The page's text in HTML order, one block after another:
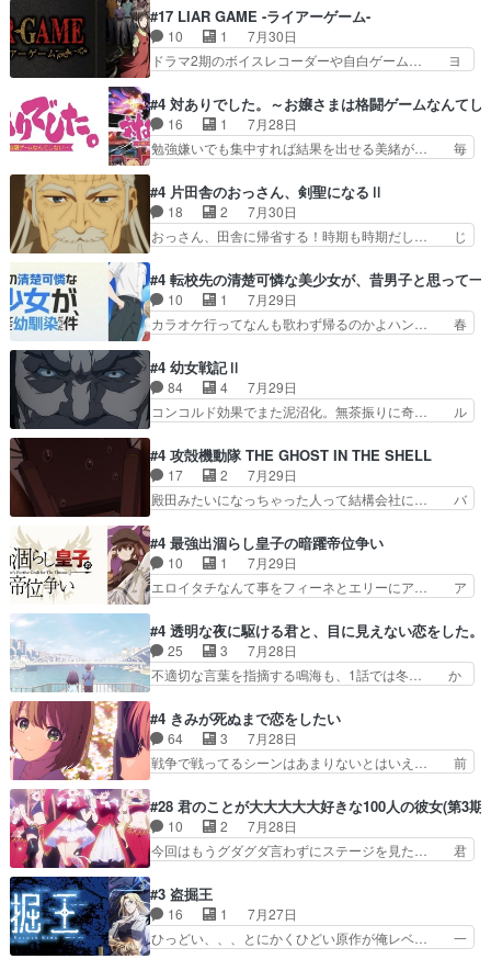
れww唐突な作画力の正… なんか今日はかなり一
瞬で終わっちまったっ… 先週と比べてまだまとも
に見えた。4話は過…
惨な過去がきっちり現代に継承されている… ダラ
さんと姉弟の母との出会いの話やはりダ… ダラさ
んの過去話も佳境…げに恐ろしいは人… 第５話感
想：２人の過剰な貢ぎ物?の礼とし… 第５話感
系列が4話と入れ替わってるのね… こんなデカイ
のどうやって運ぶんだよ！？姉… ダラさん、人型
形態にもなれるんか!?w髪…
#17 LIAR GAME -ライアーゲーム-
10 1
7月30日
ドラマ2期のボイスレコーダーや自白ゲーム… ヨ
国の奴らも馬鹿が多いが、夜の国も同じ… ご視聴
ありがとうございました来週もよろし… 握った◯
治郎（中の人的に）仲間であるプレ… ヨコヤの頭
の回転の速さと人間の心理を利用… 夜の国のヨコ
で夜の国の独裁支配を強化、… やはりヨコヤいい
ですね。昼の国が勝てる流… 役で出演いたしまし
た。次回も緊張が止まり…
#4 対ありでした。～お嬢さまは格闘ゲームなんてし
16 1
7月28日
勉強嫌いでも集中すれば結果を出せる美緒が… 毎
なゲームも相手が強すぎるとやる気無く… テー
マ：テスト勉強と大会感想は、美緒がテ… すげー
ーーーーーーーー良い……。女性声優… 深夜の格
ゲー対戦よりテストの方がよっぽど… 真剣に授業
ストに向けて勉強会！美緒ちゃ… 受験勉強と戦闘
の2択なら戦闘を選ぶ娘w美… 勉強嫌いでバトル
を選ぶって、ひぐらしの沙…
#4 片田舎のおっさん、剣聖になるⅡ
18 2
7月30日
おっさん、田舎に帰省する！時期も時期だし… じ
れない爺さんには夢が詰まってると思う… クル
ニ、ヘンブリッツ、ミュイと一緒におっ… 帰省、
お供ヒロインはクルニ。順番的には確… 父親から
手紙が来た。サーベルボアの退治の… ここでヘン
家に帰ることに・ベリルはミュ… おっさんの親と
なるとお爺ちゃんだよね孫扱… ・ベリル、実家に
帰ることに・ベリルはミュ…
#4 転校先の清楚可憐な美少女が、昔男子と思って一
10 1
7月29日
カラオケ行ってなんも歌わず帰るのかよハン… 春
やらあの女優さんが春希のお母さんのよ… 春希ち
ゃん姫ちゃんに野菜の子も凄え可愛い… 隼人くん
のスマホを買いに行ってたけど完全… 第４話を
U-NEXTで視聴しました。視聴… スマホを買うた
見始めてたけどなんだかん… いきなりシリアス展
開ぶち込んでくるじゃん… 春希の家庭事情は複
雑。食事とか隼人が親身…
#4 幼女戦記Ⅱ
84 4
7月29日
コンコルド効果でまた泥沼化。無茶振りに奇… ル
グを更新しました!!宜しければ、是非… 計画通り
にはいかないね笑やり遂げた(ほぼ… 今回もター
ニャに不都合なことがあったりし… 白髪の男性が
語った家族を失った喪無感が、… 連邦に対して有
油を注ぐターニャの勝利軍… 犠牲を払っても良い
ならお前たちが前線へ行… 戦闘がアッサリし過ぎ
じゃない？戦争がメイ…
#4 攻殻機動隊 THE GHOST IN THE SHELL
17 2
7月29日
殿田みたいになっちゃった人って結構会社に… バ
見た目もうただのロボでしかないんだよ… 俺らの
汗拭きそりゃいやだろwwバトー＆ト… イノセン
スの元となった回だけど、ガイノイ… アダム・リ
ンクやジェイムスン(教授)型サ… アンドロイドも
センスの土台になったエピ… コミカルなのにも慣
れてきました。１話でし… ロボットの反乱は今と
なっては良くある話し…
#4 最強出涸らし皇子の暗躍帝位争い
10 1
7月29日
エロイタチなんて事をフィーネとエリーにア… ア
スターを呼ぶ笛？黒幕は狩猟祭とは関係… 平凡な
少女に見える眼鏡w眼鏡属性は持ち合… 神アニ
メ、ケテーイ！「騎士狩猟祭、前夜の… フィーネ
がアルノルトに活躍してもらいたが… 第４話を
とフィーネの２度目のデート出… マジできな臭い
ぞ帝位争い。姉からの刺客を… ふぃーねと町の様
子を見に行ったら町中で窃…
#4 透明な夜に駆ける君と、目に見えない恋をした。
25 3
7月28日
不適切な言葉を指摘する鳴海も、1話では冬… か
接していいのかわからず戸惑うかけるも… 盲目だ
と相手の表情も分からないからどう思… 今期のバ
ックナンバーみたいなOPアニメ。… 初デートで
冬月を笑わせようとする姿も冬月… 特に大きな事
を笑わせようとする姿も冬月… 3話までは主人公
がどうでもいいことでずっ… 花火購入に浅草へ…
行き当たりばったり訪問…
#4 きみが死ぬまで恋をしたい
64 3
7月28日
戦争で戦ってるシーンはあまりないとはいえ… 前
の存在で揺らぐ14クラス約束された死… ミミの
秘密をあっさり受け入れたのは拍子抜… 蘇生魔法
って下衆い国なら進退窮まったら手… 蘇生魔法ヤ
バイけどミミいなかったら詰んで… アニメオタク
うございました！アリとセイ… ごめん、そういう
話がしたい作品じゃないの… 第４話感想：その口
止め効果あるかな？ミミ…
#28 君のことが大大大大大好きな100人の彼女(第3期)
10 2
7月28日
今回はもうグダグダ言わずにステージを見た… 君
カノ版ラブライブ！？こういうのは人… 俺、みん
なのレッスン動画をDVDが焼きき… アナウンス
役で出演いたしましたみんなのア… 恋太郎ファミ
リーがガチでアイドルに挑戦！… ギャグギャグし
#3 盗掘王
16 1
7月27日
ひっどい、、、とにかくひどい原作が俺レベ… 一